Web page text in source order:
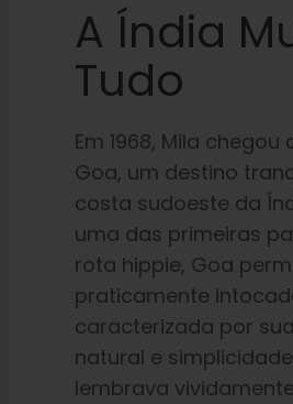
A Índia
Tudo
Em 1968, Mila chegou
Goa, um destino
costa sudoeste da
uma das primeiras
rota hippie, Goa
praticamente
caracterizada por
natural e
lembrava